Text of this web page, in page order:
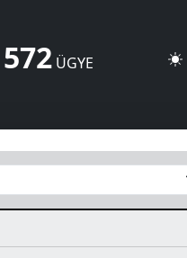
ÜGYE
HU